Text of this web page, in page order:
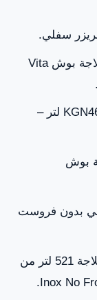
بالإضافة إلى ذلك، تقدم صيانة موديل ثلاجة بوش Vita
كما يتم تصليح ثلاجة بوش KGN46XL3E8 385 لتر –
بوش
بوش 619 لتر كومبي بدون فروست
بالإضافة إلى ذلك، تقدم صيانة فريزر وثلاجة 521 لتر من